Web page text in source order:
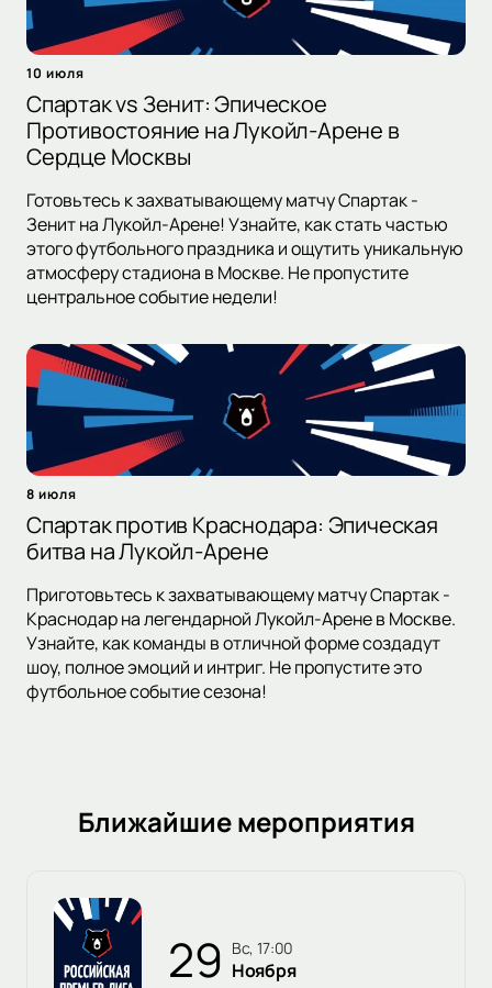
10 июля
Спартак vs Зенит: Эпическое
Противостояние на Лукойл-Арене в
Сердце Москвы
Готовьтесь к захватывающему матчу Спартак -
Зенит на Лукойл-Арене! Узнайте, как стать частью
этого футбольного праздника и ощутить уникальную
атмосферу стадиона в Москве. Не пропустите
центральное событие недели!
8 июля
Спартак против Краснодара: Эпическая
битва на Лукойл-Арене
Приготовьтесь к захватывающему матчу Спартак -
Краснодар на легендарной Лукойл-Арене в Москве.
Узнайте, как команды в отличной форме создадут
шоу, полное эмоций и интриг. Не пропустите это
футбольное событие сезона!
Ближайшие мероприятия
29 вс, 17:00
Ноября